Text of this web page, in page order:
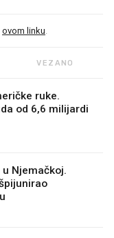
ovom linku.
VEZANO
ruke.
od 6,6 milijardi
Njemačkoj.